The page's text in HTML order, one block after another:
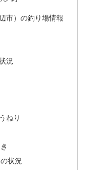
市）の釣り場情報
況
ねり
状況